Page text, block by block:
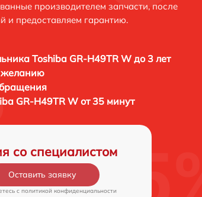
производителем запчасти, после
и предоставляем гарантию.
Toshiba GR-H49TR W до 3 лет
желанию
GR-H49TR W от 35 минут
со специалистом
Оставить заявку
c политикой конфиденциальности